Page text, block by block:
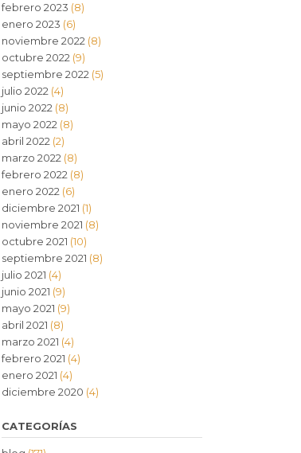
febrero 2023 (8)
enero 2023 (6)
noviembre 2022 (8)
octubre 2022 (9)
septiembre 2022 (5)
julio 2022 (4)
junio 2022 (8)
mayo 2022 (8)
abril 2022 (2)
marzo 2022 (8)
febrero 2022 (8)
enero 2022 (6)
diciembre 2021 (1)
noviembre 2021 (8)
octubre 2021 (10)
septiembre 2021 (8)
julio 2021 (4)
junio 2021 (9)
mayo 2021 (9)
abril 2021 (8)
marzo 2021 (4)
febrero 2021 (4)
enero 2021 (4)
diciembre 2020 (4)
CATEGORÍAS